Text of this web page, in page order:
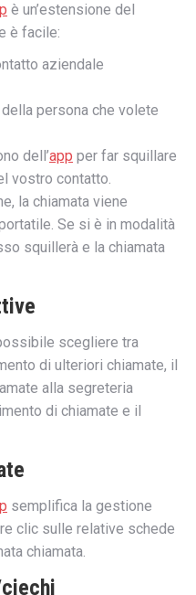
è un’estensione del
è facile:
aziendale
persona che volete
dell’app per far squillare
vostro contatto.
la chiamata viene
Se si è in modalità
squillerà e la chiamata
scegliere tra
di ulteriori chiamate, il
alla segreteria
di chiamate e il
semplifica la gestione
clic sulle relative schede
chiamata.